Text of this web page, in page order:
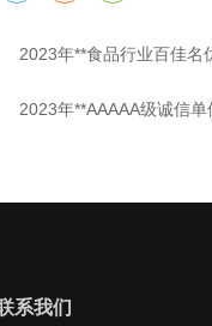
2023年**食品行业百佳名
2023年**AAAAA级诚信单
系我们